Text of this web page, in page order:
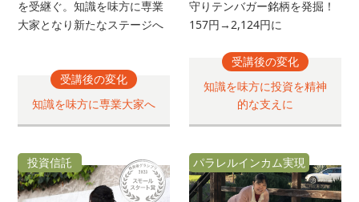
を受継ぐ。知識を味方に専業
大家となり新たなステージへ
受講後の変化
知識を味方に専業大家へ
守りテンバガー銘柄を発掘！
157円→2,124円に
受講後の変化
知識を味方に投資を精神
的な支えに
投資信託 パラレルインカム実現